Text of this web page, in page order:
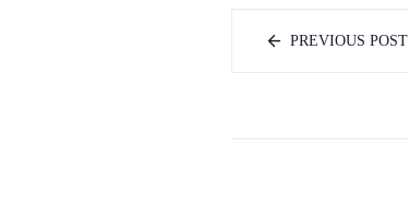
PREVIOUS POST